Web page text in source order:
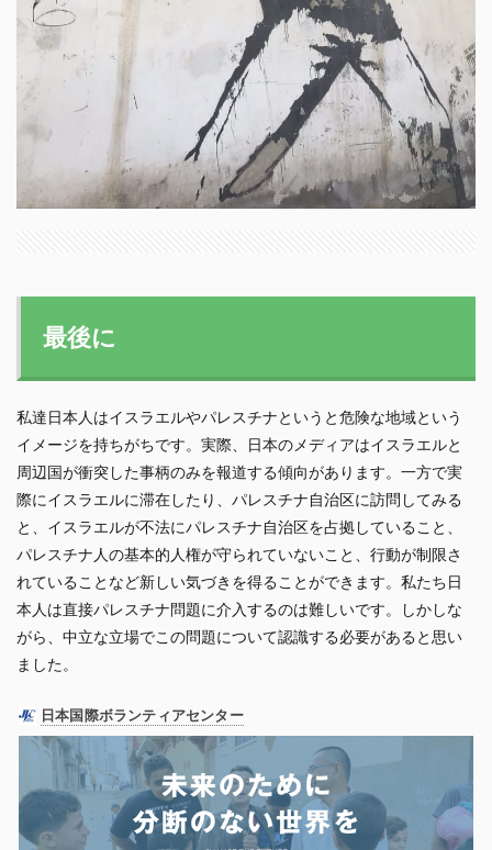
最後に
私達日本人はイスラエルやパレスチナというと危険な地域という
イメージを持ちがちです。実際、日本のメディアはイスラエルと
周辺国が衝突した事柄のみを報道する傾向があります。一方で実
際にイスラエルに滞在したり、パレスチナ自治区に訪問してみる
と、イスラエルが不法にパレスチナ自治区を占拠していること、
パレスチナ人の基本的人権が守られていないこと、行動が制限さ
れていることなど新しい気づきを得ることができます。私たち日
本人は直接パレスチナ問題に介入するのは難しいです。しかしな
がら、中立な立場でこの問題について認識する必要があると思い
ました。